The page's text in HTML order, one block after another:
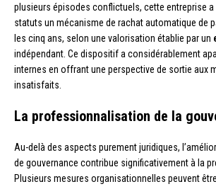
plusieurs épisodes conflictuels, cette entreprise a
statuts un mécanisme de rachat automatique de
les cinq ans, selon une valorisation établie par un
indépendant. Ce dispositif a considérablement
internes en offrant une perspective de sortie aux
insatisfaits.
La professionnalisation de la
Au-delà des aspects purement juridiques,
de gouvernance contribue significativement à la
Plusieurs mesures organisationnelles peuvent